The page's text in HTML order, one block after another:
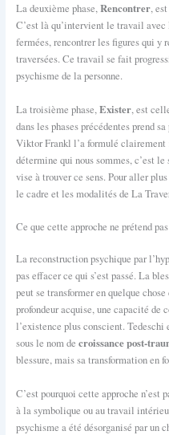
La deuxième phase,Rencontrer,
C’est là qu’intervient le travail
fermées, rencontrer les figures qui y
traversées. Ce travail se fait
psychisme de la personne.
La troisième phase,Exister, est
dans les phases précédentes prend
Viktor Frankl l’a formulé clairement
détermine qui nous sommes, c’est le
vise à trouver ce sens. Pour aller
le cadre et les modalités de La
Ce que cette approche ne prétend
La reconstruction psychique par
pas effacer ce qui s’est passé. La
peut se transformer en quelque
profondeur acquise, une capacité de
l’existence plus conscient. Tedeschi
sous le nom de croissance post-
blessure, mais sa transformation en
C’est pourquoi cette approche n’est
à la symbolique ou au travail
psychisme a été désorganisé par un